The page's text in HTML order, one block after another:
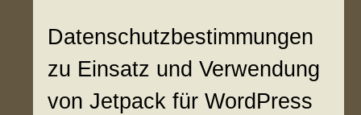
Datenschutzbestimmungen
zu Einsatz und Verwendung
von Jetpack für WordPress